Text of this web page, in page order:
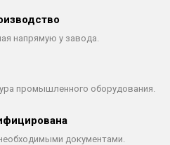
напрямую у завода.
промышленного оборудования.
документами.